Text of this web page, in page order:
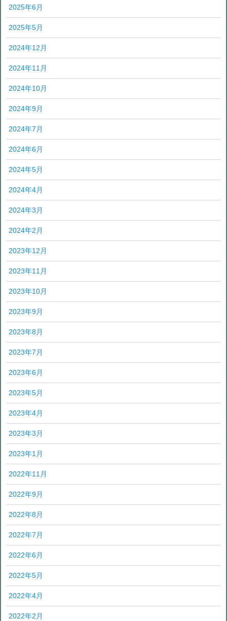
2025年6月
2025年5月
2024年12月
2024年11月
2024年10月
2024年9月
2024年7月
2024年6月
2024年5月
2024年4月
2024年3月
2024年2月
2023年12月
2023年11月
2023年10月
2023年9月
2023年8月
2023年7月
2023年6月
2023年5月
2023年4月
2023年3月
2023年1月
2022年11月
2022年9月
2022年8月
2022年7月
2022年6月
2022年5月
2022年4月
2022年2月